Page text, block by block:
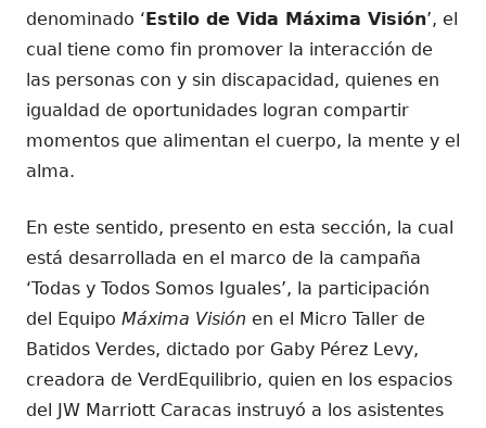
denominado ‘Estilo de Vida Máxima Visión’, el
cual tiene como fin promover la interacción de
las personas con y sin discapacidad, quienes en
igualdad de oportunidades logran compartir
momentos que alimentan el cuerpo, la mente y el
alma.
En este sentido, presento en esta sección, la cual
está desarrollada en el marco de la campaña
‘Todas y Todos Somos Iguales’, la participación
del Equipo Máxima Visión en el Micro Taller de
Batidos Verdes, dictado por Gaby Pérez Levy,
creadora de VerdEquilibrio, quien en los espacios
del JW Marriott Caracas instruyó a los asistentes